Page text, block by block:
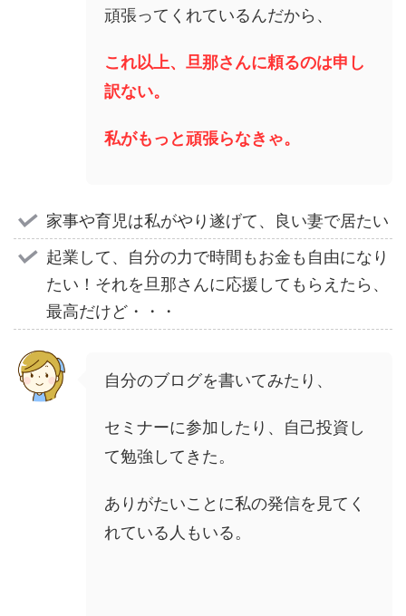
頑張ってくれているんだから、
これ以上、旦那さんに頼るのは申し
訳ない。
私がもっと頑張らなきゃ。
家事や育児は私がやり遂げて、良い妻で居たい
起業して、自分の力で時間もお金も自由になり
たい！それを旦那さんに応援してもらえたら、
最高だけど・・・
自分のブログを書いてみたり、
セミナーに参加したり、自己投資し
て勉強してきた。
ありがたいことに私の発信を見てく
れている人もいる。